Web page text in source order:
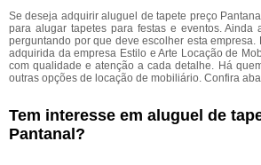
Se deseja adquirir aluguel de tapete preço
para alugar tapetes para festas e eventos. Ainda
perguntando por que deve escolher esta empresa.
adquirida da empresa Estilo e Arte Locação de
com qualidade e atenção a cada detalhe. Há
outras opções de locação de mobiliário. Confira
Tem interesse em aluguel de
Pantanal?